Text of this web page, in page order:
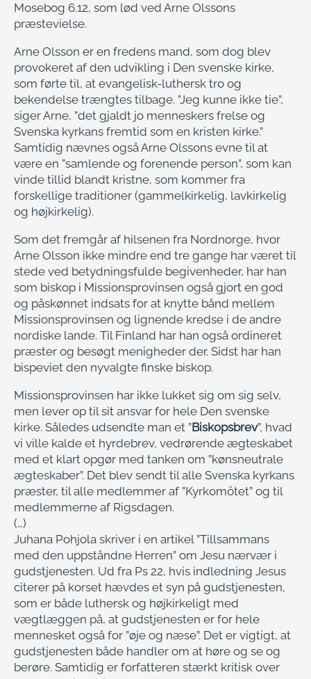
Mosebog 6.12, som lød ved Arne Olssons
præstevielse.
Arne Olsson er en fredens mand, som dog blev
provokeret af den udvikling i Den svenske kirke,
som førte til, at evangelisk-luthersk tro og
bekendelse trængtes tilbage. ”Jeg kunne ikke tie”,
siger Arne, ”det gjaldt jo menneskers frelse og
Svenska kyrkans fremtid som en kristen kirke.”
Samtidig nævnes også Arne Olssons evne til at
være en ”samlende og forenende person”, som kan
vinde tillid blandt kristne, som kommer fra
forskellige traditioner (gammelkirkelig, lavkirkelig
og højkirkelig).
Som det fremgår af hilsenen fra Nordnorge, hvor
Arne Olsson ikke mindre end tre gange har været til
stede ved betydningsfulde begivenheder, har han
som biskop i Missionsprovinsen også gjort en god
og påskønnet indsats for at knytte bånd mellem
Missionsprovinsen og lignende kredse i de andre
nordiske lande. Til Finland har han også ordineret
præster og besøgt menigheder der. Sidst har han
bispeviet den nyvalgte finske biskop.
Missionsprovinsen har ikke lukket sig om sig selv,
men lever op til sit ansvar for hele Den svenske
kirke. Således udsendte man et ”Biskopsbrev”, hvad
vi ville kalde et hyrdebrev, vedrørende ægteskabet
med et klart opgør med tanken om ”kønsneutrale
ægteskaber”. Det blev sendt til alle Svenska kyrkans
præster, til alle medlemmer af ”Kyrkomötet” og til
medlemmerne af Rigsdagen.
(…)
Juhana Pohjola skriver i en artikel ”Tillsammans
med den uppståndne Herren” om Jesu nærvær i
gudstjenesten. Ud fra Ps 22, hvis indledning Jesus
citerer på korset hævdes et syn på gudstjenesten,
som er både luthersk og højkirkeligt med
vægtlæggen på, at gudstjenesten er for hele
mennesket også for ”øje og næse”. Det er vigtigt, at
gudstjenesten både handler om at høre og se og
berøre. Samtidig er forfatteren stærkt kritisk over